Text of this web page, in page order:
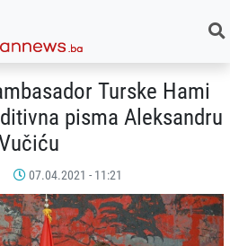
Turske Hami
pisma Aleksandru
07.04.2021 - 11:21